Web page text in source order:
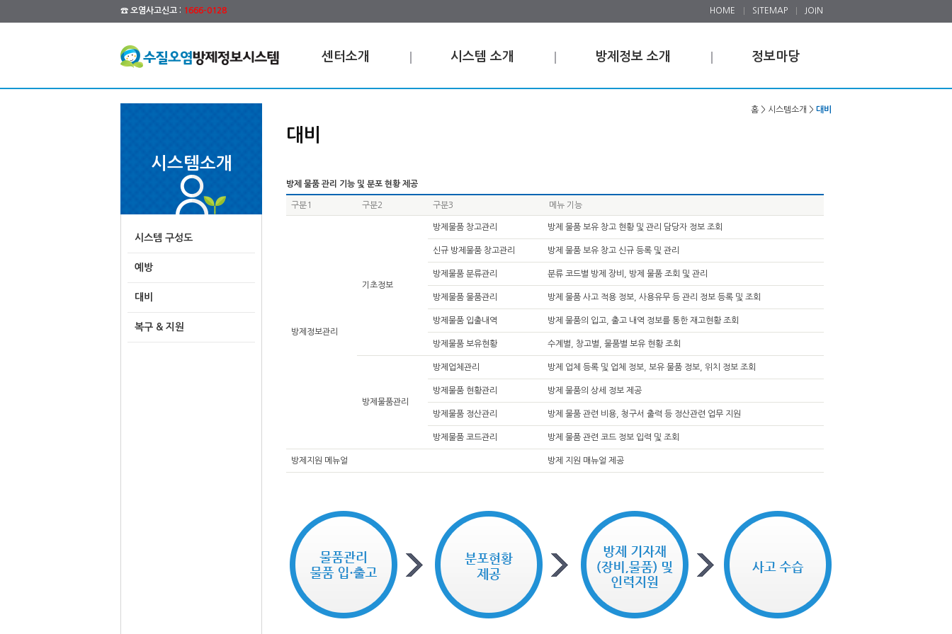
☎ 오염사고신고 : 1666-0128 HOME SITEMAP JOIN
센터소개 시스템 소개 방제정보 소개 정보마당
시스템소개
시스템 구성도
예방
대비
복구 & 지원
홈 > 시스템소개 > 대비
대비
방제 물품 관리 기능 및 분포 현황 제공
구분1 구분2 구분3 메뉴 기능
방제정보관리
기초정보
방제물품 창고관리 방제 물품 보유 창고 현황 및 관리 담당자 정보 조회
신규 방제물품 창고관리 방제 물품 보유 창고 신규 등록 및 관리
방제물품 분류관리 분류 코드별 방제 장비, 방제 물품 조회 및 관리
방제물품 물품관리 방제 물품 사고 적용 정보, 사용유무 등 관리 정보 등록 및 조회
방제물품 입출내역 방제 물품의 입고, 출고 내역 정보를 통한 재고현황 조회
방제물품 보유현황 수계별, 창고별, 물품별 보유 현황 조회
방제물품관리
방제업체관리 방제 업체 등록 및 업체 정보, 보유 물품 정보, 위치 정보 조회
방제물품 현황관리 방제 물품의 상세 정보 제공
방제물품 정산관리 방제 물품 관련 비용, 청구서 출력 등 정산관련 업무 지원
방제물품 코드관리 방제 물품 관련 코드 정보 입력 및 조회
방제지원 메뉴얼 방제 지원 매뉴얼 제공